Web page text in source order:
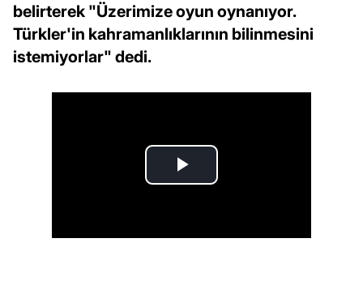
belirterek "Üzerimize oyun oynanıyor.
Türkler'in kahramanlıklarının bilinmesini
istemiyorlar" dedi.